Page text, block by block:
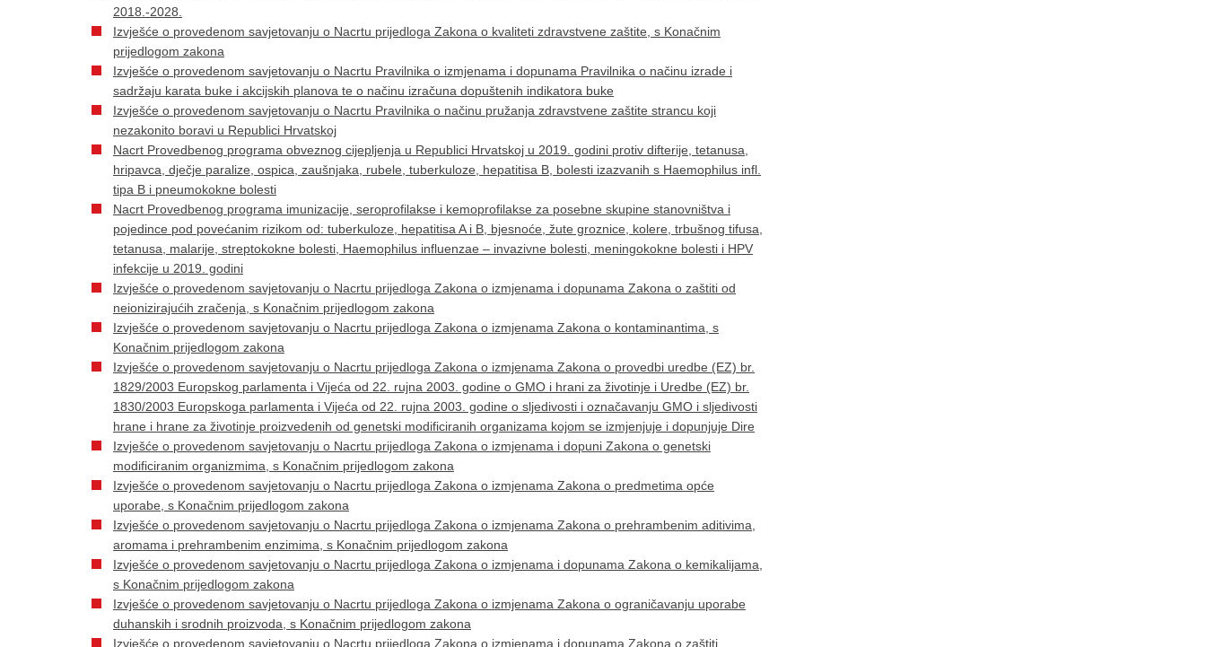
2018.-2028.
Izvješće o provedenom savjetovanju o Nacrtu prijedloga Zakona o kvaliteti zdravstvene zaštite, s Konačnim
prijedlogom zakona
Izvješće o provedenom savjetovanju o Nacrtu Pravilnika o izmjenama i dopunama Pravilnika o načinu izrade i
sadržaju karata buke i akcijskih planova te o načinu izračuna dopuštenih indikatora buke
Izvješće o provedenom savjetovanju o Nacrtu Pravilnika o načinu pružanja zdravstvene zaštite strancu koji
nezakonito boravi u Republici Hrvatskoj
Nacrt Provedbenog programa obveznog cijepljenja u Republici Hrvatskoj u 2019. godini protiv difterije, tetanusa,
hripavca, dječje paralize, ospica, zaušnjaka, rubele, tuberkuloze, hepatitisa B, bolesti izazvanih s Haemophilus infl.
tipa B i pneumokokne bolesti
Nacrt Provedbenog programa imunizacije, seroprofilakse i kemoprofilakse za posebne skupine stanovništva i
pojedince pod povećanim rizikom od: tuberkuloze, hepatitisa A i B, bjesnoće, žute groznice, kolere, trbušnog tifusa,
tetanusa, malarije, streptokokne bolesti, Haemophilus influenzae – invazivne bolesti, meningokokne bolesti i HPV
infekcije u 2019. godini
Izvješće o provedenom savjetovanju o Nacrtu prijedloga Zakona o izmjenama i dopunama Zakona o zaštiti od
neionizirajućih zračenja, s Konačnim prijedlogom zakona
Izvješće o provedenom savjetovanju o Nacrtu prijedloga Zakona o izmjenama Zakona o kontaminantima, s
Konačnim prijedlogom zakona
Izvješće o provedenom savjetovanju o Nacrtu prijedloga Zakona o izmjenama Zakona o provedbi uredbe (EZ) br.
1829/2003 Europskog parlamenta i Vijeća od 22. rujna 2003. godine o GMO i hrani za životinje i Uredbe (EZ) br.
1830/2003 Europskoga parlamenta i Vijeća od 22. rujna 2003. godine o sljedivosti i označavanju GMO i sljedivosti
hrane i hrane za životinje proizvedenih od genetski modificiranih organizama kojom se izmjenjuje i dopunjuje Dire
Izvješće o provedenom savjetovanju o Nacrtu prijedloga Zakona o izmjenama i dopuni Zakona o genetski
modificiranim organizmima, s Konačnim prijedlogom zakona
Izvješće o provedenom savjetovanju o Nacrtu prijedloga Zakona o izmjenama Zakona o predmetima opće
uporabe, s Konačnim prijedlogom zakona
Izvješće o provedenom savjetovanju o Nacrtu prijedloga Zakona o izmjenama Zakona o prehrambenim aditivima,
aromama i prehrambenim enzimima, s Konačnim prijedlogom zakona
Izvješće o provedenom savjetovanju o Nacrtu prijedloga Zakona o izmjenama i dopunama Zakona o kemikalijama,
s Konačnim prijedlogom zakona
Izvješće o provedenom savjetovanju o Nacrtu prijedloga Zakona o izmjenama Zakona o ograničavanju uporabe
duhanskih i srodnih proizvoda, s Konačnim prijedlogom zakona
Izvješće o provedenom savjetovanju o Nacrtu prijedloga Zakona o izmjenama i dopunama Zakona o zaštiti